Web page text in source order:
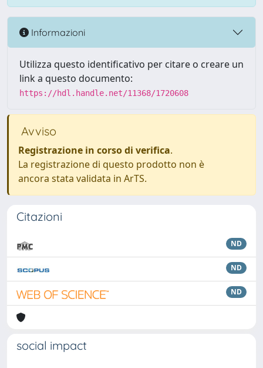
Informazioni
Utilizza questo identificativo per citare o creare un
link a questo documento:
https://hdl.handle.net/11368/1720608
Avviso
Registrazione in corso di verifica.
La registrazione di questo prodotto non è
ancora stata validata in ArTS.
Citazioni
ND
ND
ND
social impact